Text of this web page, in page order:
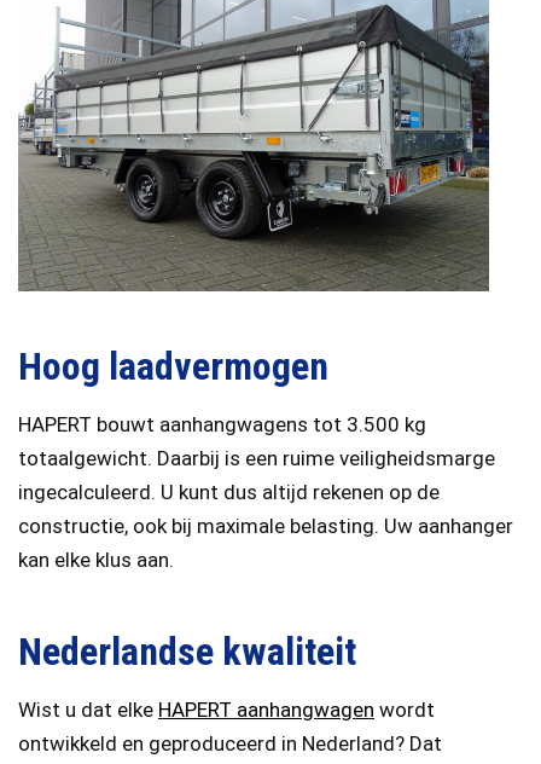
Hoog laadvermogen
HAPERT bouwt aanhangwagens tot 3.500 kg
totaalgewicht. Daarbij is een ruime veiligheidsmarge
ingecalculeerd. U kunt dus altijd rekenen op de
constructie, ook bij maximale belasting. Uw aanhanger
kan elke klus aan.
Nederlandse kwaliteit
Wist u dat elke HAPERT aanhangwagen wordt
ontwikkeld en geproduceerd in Nederland? Dat